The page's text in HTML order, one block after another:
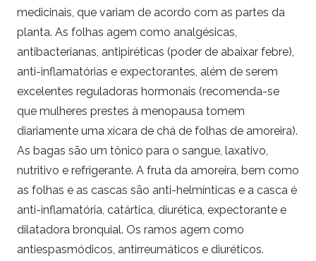
medicinais, que variam de acordo com as partes da
planta. As folhas agem como analgésicas,
antibacterianas, antipiréticas (poder de abaixar febre),
anti-inflamatórias e expectorantes, além de serem
excelentes reguladoras hormonais (recomenda-se
que mulheres prestes à menopausa tomem
diariamente uma xícara de chá de folhas de amoreira).
As bagas são um tônico para o sangue, laxativo,
nutritivo e refrigerante. A fruta da amoreira, bem como
as folhas e as cascas são anti-helmínticas e a casca é
anti-inflamatória, catártica, diurética, expectorante e
dilatadora bronquial. Os ramos agem como
antiespasmódicos, antirreumáticos e diuréticos.